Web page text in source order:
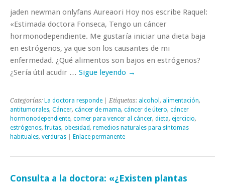
jaden newman onlyfans Aureaori Hoy nos escribe Raquel:
«Estimada doctora Fonseca, Tengo un cáncer
hormonodependiente. Me gustaría iniciar una dieta baja
en estrógenos, ya que son los causantes de mi
enfermedad. ¿Qué alimentos son bajos en estrógenos?
¿Sería útil acudir … Sigue leyendo →
Categorías: La doctora responde | Etiquetas: alcohol , alimentación,
antitumorales, Cáncer, cáncer de mama, cáncer de útero, cáncer
hormonodependiente, comer para vencer al cáncer, dieta, ejercicio,
estrógenos,frutas, obesidad, remedios naturales para síntomas
habituales, verduras Enlace permanente
Consulta a la doctora: «¿Existen plantas